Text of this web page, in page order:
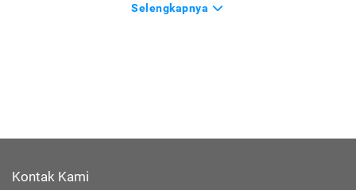
Selengkapnya
Kontak Kami